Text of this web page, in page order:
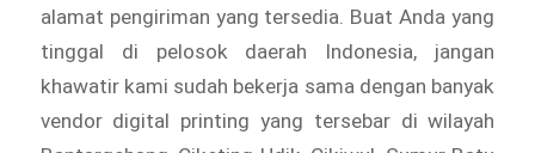
alamat pengiriman yang tersedia. Buat Anda yang
tinggal di pelosok daerah Indonesia, jangan
khawatir kami sudah bekerja sama dengan banyak
vendor digital printing yang tersebar di wilayah